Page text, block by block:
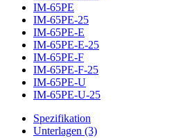
IM-65PE
IM-65PE-25
IM-65PE-E
IM-65PE-E-25
IM-65PE-F
IM-65PE-F-25
IM-65PE-U
IM-65PE-U-25
Spezifikation
Unterlagen (3)